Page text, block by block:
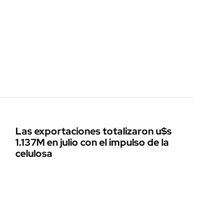
Las exportaciones totalizaron u$s
1.137M en julio con el impulso de la
celulosa